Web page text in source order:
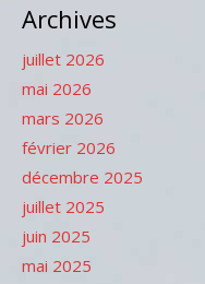
Archives
juillet 2026
mai 2026
mars 2026
février 2026
décembre 2025
juillet 2025
juin 2025
mai 2025